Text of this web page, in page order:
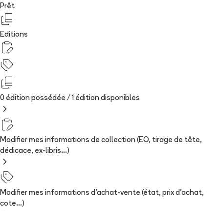
Prêt
Editions
0 édition possédée / 1 édition disponibles
Modifier mes informations de collection (EO, tirage de tête,
dédicace, ex-libris...)
Modifier mes informations d'achat-vente (état, prix d'achat,
cote...)